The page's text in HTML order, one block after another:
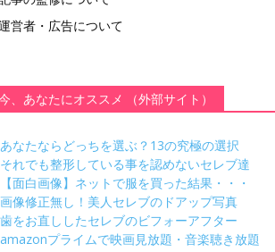
営者・広告について
、あなたにオススメ （外部サイト）
あなたならどっちを選ぶ？13の究極の選択
それでも整形している事を認めないセレブ達
【面白画像】ネットで服を買った結果・・・
画像修正無し！美人セレブのドアップ写真
歯をお直ししたセレブのビフォーアフター
amazonプライムで映画見放題・音楽聴き放題